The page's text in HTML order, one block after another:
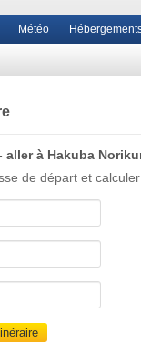
Météo
à Hakuba
de départ et